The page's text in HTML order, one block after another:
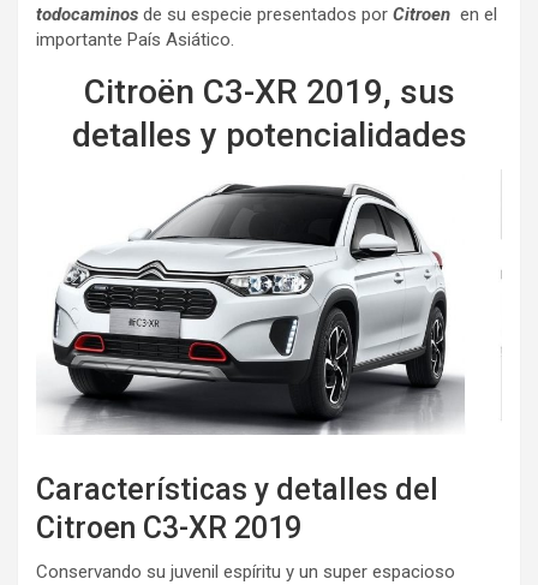
todocaminos de su especie presentados por Citroen en el
importante País Asiático.
Citroën C3-XR 2019, sus
detalles y potencialidades
Características y detalles del
Citroen C3-XR 2019
Conservando su juvenil espíritu y un super espacioso